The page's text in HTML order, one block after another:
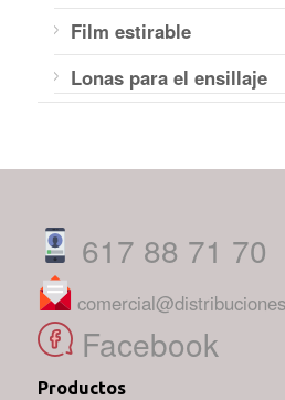
Film estirable
Lonas para el ensillaje
617 88 71 70
Facebook
Productos